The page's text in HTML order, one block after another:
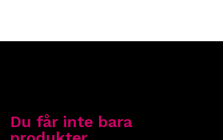
Du får inte bara